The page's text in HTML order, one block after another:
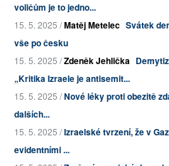
voličům je to jedno...
15. 5. 2025 /Matěj Metelec Svátek
vše po česku
15. 5. 2025 /Zdeněk Jehlička
„Kritika Izraele je antisemit...
15. 5. 2025 /Nové léky proti obezitě
dalších...
15. 5. 2025 /Izraelské tvrzení, že v
evidentními ...